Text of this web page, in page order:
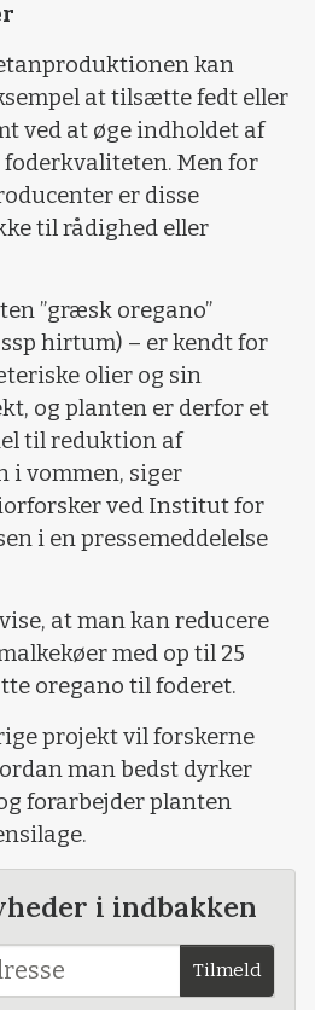
kan
at tilsætte fedt eller
ved at øge indholdet af
Men for
er disse
til rådighed eller
”græsk oregano”
hirtum) – er kendt for
olier og sin
og planten er derfor et
til reduktion af
i vommen, siger
ved Institut for
i en pressemeddelelse
at man kan reducere
med op til 25
oregano til foderet.
projekt vil forskerne
man bedst dyrker
forarbejder planten
i indbakken
Tilmeld